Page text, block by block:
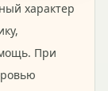
характер
При